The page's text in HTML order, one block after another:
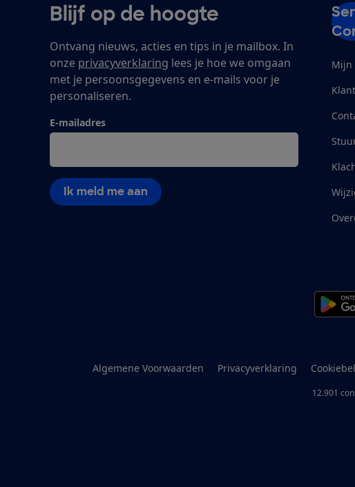
Blijf op de hoogte
Ontvang nieuws, acties en tips in je mailbox. In
onze privacyverklaring lees je hoe we omgaan
met je persoonsgegevens en e-mails voor je
personaliseren.
E-mailadres
Ik meld me aan
Mijn
Algemene Voorwaarden Privacyverklaring
12.901